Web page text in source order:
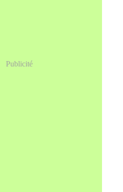
Publicité